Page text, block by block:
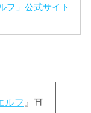
フ」公式サイト
ルフ 』⛩